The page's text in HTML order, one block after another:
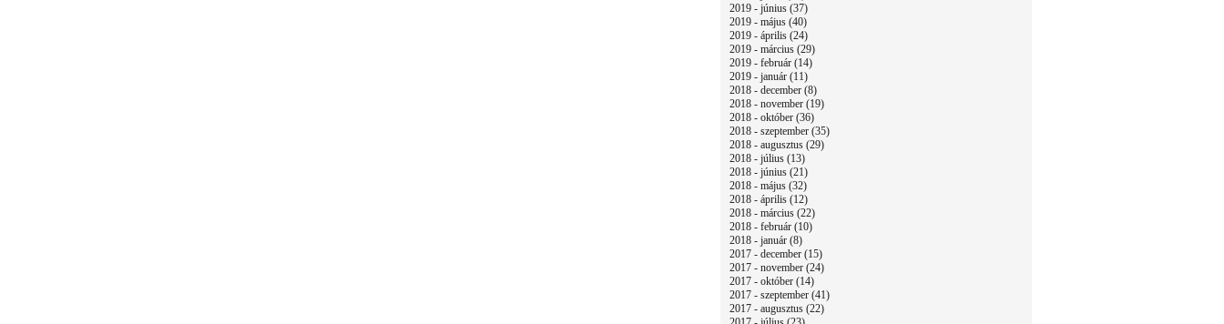
2019 - június (37)
2019 - május (40)
2019 - április (24)
2019 - március (29)
2019 - február (14)
2019 - január (11)
2018 - december (8)
2018 - november (19)
2018 - október (36)
2018 - szeptember (35)
2018 - augusztus (29)
2018 - július (13)
2018 - június (21)
2018 - május (32)
2018 - április (12)
2018 - március (22)
2018 - február (10)
2018 - január (8)
2017 - december (15)
2017 - november (24)
2017 - október (14)
2017 - szeptember (41)
2017 - augusztus (22)